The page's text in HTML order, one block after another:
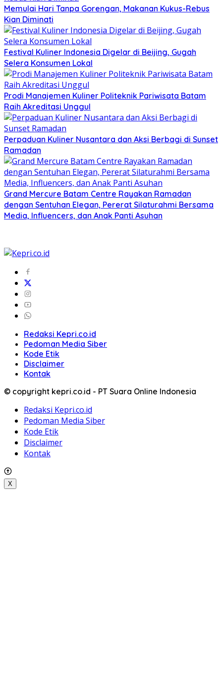
Memulai Hari Tanpa Gorengan, Makanan Kukus-Rebus
Kian Diminati
Festival Kuliner Indonesia Digelar di Beijing, Gugah
Selera Konsumen Lokal
Prodi Manajemen Kuliner Politeknik Pariwisata Batam
Raih Akreditasi Unggul
Perpaduan Kuliner Nusantara dan Aksi Berbagi di Sunset
Ramadan
Grand Mercure Batam Centre Rayakan Ramadan
dengan Sentuhan Elegan, Pererat Silaturahmi Bersama
Media, Influencers, dan Anak Panti Asuhan
Redaksi Kepri.co.id
Pedoman Media Siber
Kode Etik
Disclaimer
Kontak
© copyright kepri.co.id - PT Suara Online Indonesia
Redaksi Kepri.co.id
Pedoman Media Siber
Kode Etik
Disclaimer
Kontak
X